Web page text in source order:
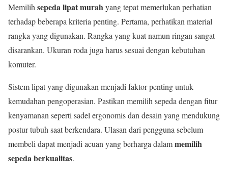
Memilih sepeda lipat murahyang tepat memerlukan perhatian
terhadap beberapa kriteria penting. Pertama, perhatikan material
rangka yang digunakan. Rangka yang kuat namun ringan sangat
disarankan. Ukuran roda juga harus sesuai dengan kebutuhan
komuter.
Sistem lipat yang digunakan menjadi faktor penting untuk
kemudahan pengoperasian. Pastikan memilih sepeda dengan fitur
kenyamanan seperti sadel ergonomis dan desain yang mendukung
postur tubuh saat berkendara. Ulasan dari pengguna sebelum
membeli dapat menjadi acuan yang berharga dalammemilih
sepeda berkualitas.